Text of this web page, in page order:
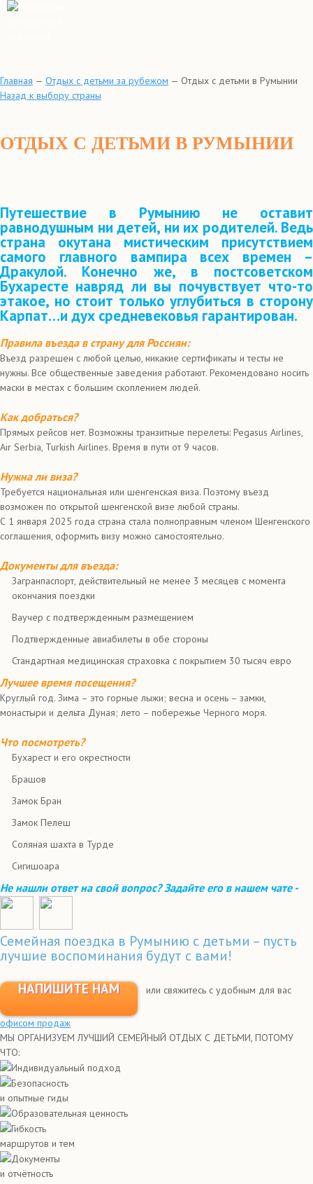
Главная — Отдых с детьми за рубежом — Отдых с детьми в Румынии
Назад к выбору страны
ОТДЫХ С ДЕТЬМИ В РУМЫНИИ
Путешествие в Румынию не оставит
равнодушным ни детей, ни их родителей. Ведь
страна окутана мистическим присутствием
самого главного вампира всех времен –
Дракулой. Конечно же, в постсоветском
Бухаресте навряд ли вы почувствует что-то
этакое, но стоит только углубиться в сторону
Карпат…и дух средневековья гарантирован.
Правила въезда в страну для Россиян:
Въезд разрешен с любой целью, никакие сертификаты и тесты не
нужны. Все общественные заведения работают. Рекомендовано носить
маски в местах с большим скоплением людей.
Как добраться?
Прямых рейсов нет. Возможны транзитные перелеты: Pegasus Airlines,
Air Serbia, Turkish Airlines. Время в пути от 9 часов.
Нужна ли виза?
Требуется национальная или шенгенская виза. Поэтому въезд
возможен по открытой шенгенской визе любой страны.
С 1 января 2025 года страна стала полноправным членом Шенгенского
соглашения, оформить визу можно самостоятельно.
Документы для въезда:
Загранпаспорт, действительный не менее 3 месяцев с момента
окончания поездки
Ваучер с подтвержденным размещением
Подтвержденные авиабилеты в обе стороны
Стандартная медицинская страховка с покрытием 30 тысяч евро
Лучшее время посещения?
Круглый год. Зима – это горные лыжи; весна и осень – замки,
монастыри и дельта Дуная; лето – побережье Черного моря.
Что посмотреть?
Бухарест и его окрестности
Брашов
Замок Бран
Замок Пелеш
Соляная шахта в Турде
Сигишоара
Не нашли ответ на свой вопрос? Задайте его в нашем чате -
Семейная поездка в Румынию с детьми – пусть
лучшие воспоминания будут с вами!
НАПИШИТЕ НАМ или свяжитесь с удобным для вас
офисом продаж
МЫ ОРГАНИЗУЕМ ЛУЧШИЙ СЕМЕЙНЫЙ ОТДЫХ С ДЕТЬМИ, ПОТОМУ
ЧТО:
Индивидуальный подход
Безопасность
и опытные гиды
Образовательная ценность
Гибкость
маршрутов и тем
Документы
и отчётность